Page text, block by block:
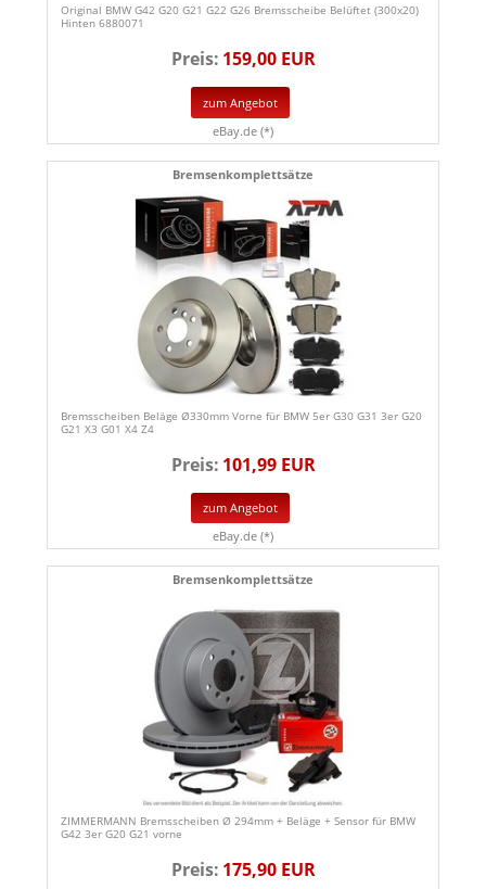
Original BMW G42 G20 G21 G22 G26 Bremsscheibe Belüftet (300x20)
Hinten 6880071
Preis: 159,00 EUR
zum Angebot
eBay.de (*)
Bremsenkomplettsätze
Bremsscheiben Beläge Ø330mm Vorne für BMW 5er G30 G31 3er G20
G21 X3 G01 X4 Z4
Preis: 101,99 EUR
zum Angebot
eBay.de (*)
Bremsenkomplettsätze
ZIMMERMANN Bremsscheiben Ø 294mm + Beläge + Sensor für BMW
G42 3er G20 G21 vorne
Preis: 175,90 EUR